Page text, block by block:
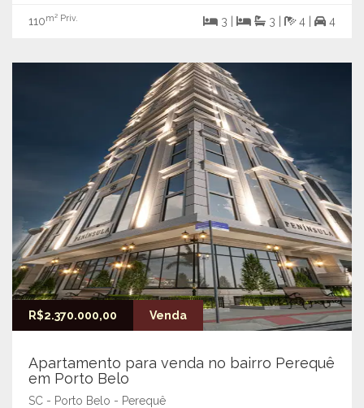
110m² Priv. 3 | 3 | 4 | 4
R$2.370.000,00 Venda
Apartamento para venda no bairro Perequê
em Porto Belo
SC - Porto Belo - Perequê